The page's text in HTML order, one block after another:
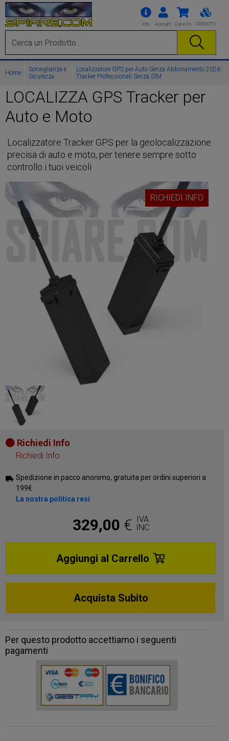
Info Account Carrello PRODOTTI
Home
Sorveglianza e
Sicurezza
Localizzatore GPS per Auto Senza Abbonamento 2026:
Tracker Professionali Senza SIM
LOCALIZZA GPS Tracker per
Auto e Moto
Localizzatore Tracker GPS per la geolocalizzazione
precisa di auto e moto, per tenere sempre sotto
controllo i tuoi veicoli
RICHIEDI INFO
Richiedi Info
Richiedi Info
Spedizione in pacco anonimo, gratuita per ordini superiori a
199€
La nostra politica resi
329,00 €
IVA
INC
Aggiungi al Carrello
Acquista Subito
Per questo prodotto accettiamo i seguenti
pagamenti